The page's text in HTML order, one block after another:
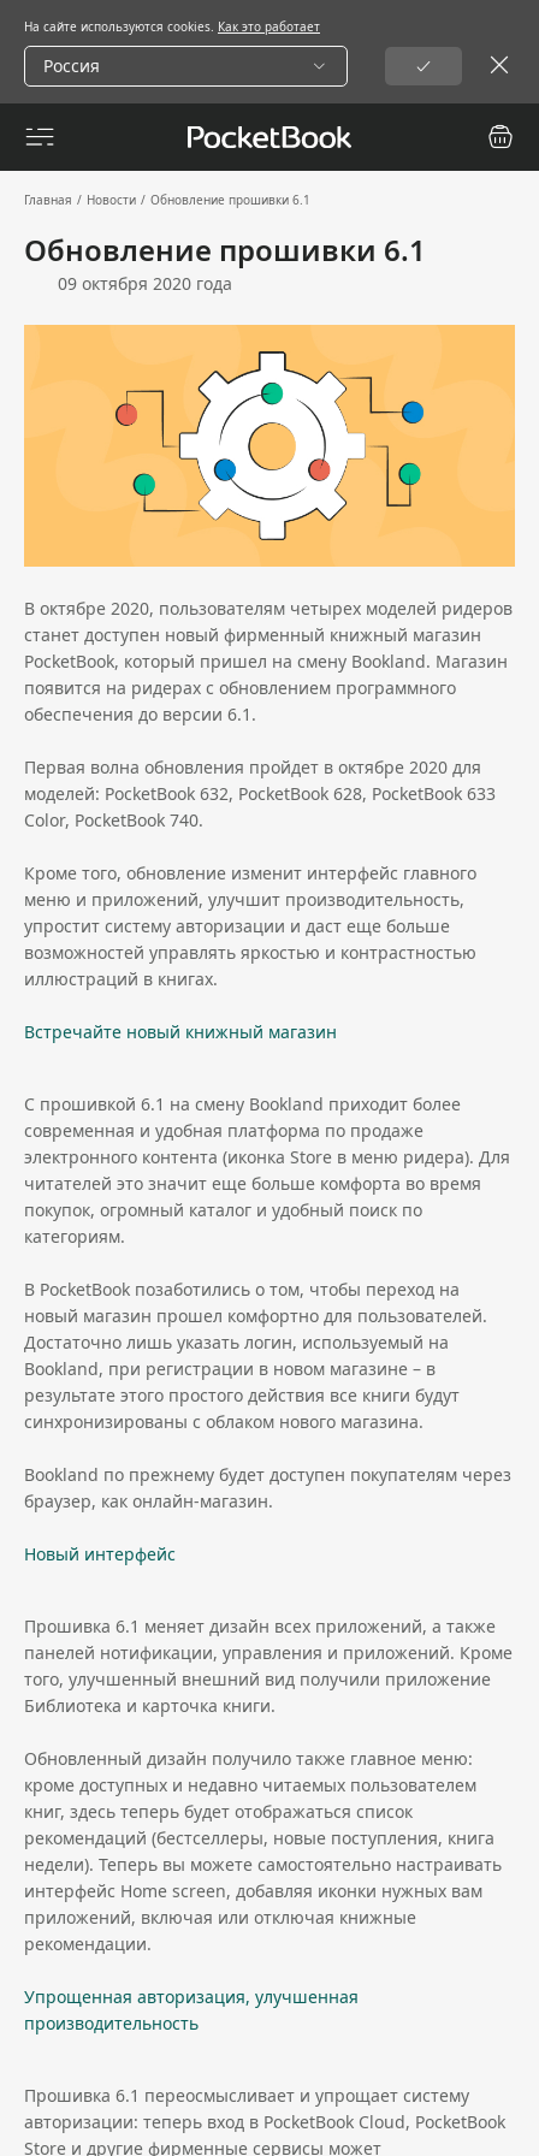
На сайте используются cookies. Как это работает
Россия
Главная / Новости / Обновление прошивки 6.1
Обновление прошивки 6.1
09 октября 2020 года
В октябре 2020, пользователям четырех моделей ридеров
станет доступен новый фирменный книжный магазин
PocketBook, который пришел на смену Bookland. Магазин
появится на ридерах с обновлением программного
обеспечения до версии 6.1.
Первая волна обновления пройдет в октябре 2020 для
моделей: PocketBook 632, PocketBook 628, PocketBook 633
Color, PocketBook 740.
Кроме того, обновление изменит интерфейс главного
меню и приложений, улучшит производительность,
упростит систему авторизации и даст еще больше
возможностей управлять яркостью и контрастностью
иллюстраций в книгах.
Встречайте новый книжный магазин
С прошивкой 6.1 на смену Bookland приходит более
современная и удобная платформа по продаже
электронного контента (иконка Store в меню ридера). Для
читателей это значит еще больше комфорта во время
покупок, огромный каталог и удобный поиск по
категориям.
В PocketBook позаботились о том, чтобы переход на
новый магазин прошел комфортно для пользователей.
Достаточно лишь указать логин, используемый на
Bookland, при регистрации в новом магазине – в
результате этого простого действия все книги будут
синхронизированы с облаком нового магазина.
Bookland по прежнему будет доступен покупателям через
браузер, как онлайн-магазин.
Новый интерфейс
Прошивка 6.1 меняет дизайн всех приложений, а также
панелей нотификации, управления и приложений. Кроме
того, улучшенный внешний вид получили приложение
Библиотека и карточка книги.
Обновленный дизайн получило также главное меню:
кроме доступных и недавно читаемых пользователем
книг, здесь теперь будет отображаться список
рекомендаций (бестселлеры, новые поступления, книга
недели). Теперь вы можете самостоятельно настраивать
интерфейс Home screen, добавляя иконки нужных вам
приложений, включая или отключая книжные
рекомендации.
Упрощенная авторизация, улучшенная
производительность
Прошивка 6.1 переосмысливает и упрощает систему
авторизации: теперь вход в PocketBook Cloud, PocketBook
Store и другие фирменные сервисы может